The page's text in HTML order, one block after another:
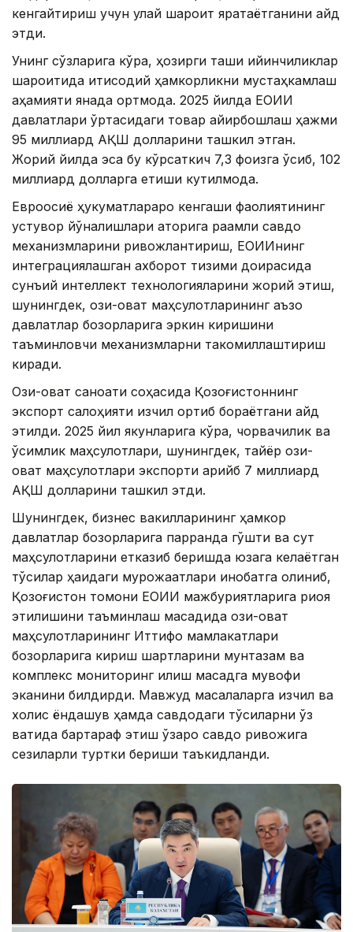
кенгайтириш учун қулай шароит яратаётганини қайд
этди.
Унинг сўзларига кўра, ҳозирги ташқи қийинчиликлар
шароитида иқтисодий ҳамкорликни мустаҳкамлаш
аҳамияти янада ортмоқда. 2025 йилда ЕОИИ
давлатлари ўртасидаги товар айирбошлаш ҳажми
95 миллиард АҚШ долларини ташкил этган.
Жорий йилда эса бу кўрсаткич 7,3 фоизга ўсиб, 102
миллиард долларга етиши кутилмоқда.
Евроосиё ҳукуматлараро кенгаши фаолиятининг
устувор йўналишлари қаторига рақамли савдо
механизмларини ривожлантириш, ЕОИИнинг
интеграциялашган ахборот тизими доирасида
сунъий интеллект технологияларини жорий этиш,
шунингдек, озиқ-овқат маҳсулотларининг аъзо
давлатлар бозорларига эркин киришини
таъминловчи механизмларни такомиллаштириш
киради.
Озиқ-овқат саноати соҳасида Қозоғистоннинг
экспорт салоҳияти изчил ортиб бораётгани қайд
этилди. 2025 йил якунларига кўра, чорвачилик ва
ўсимлик маҳсулотлари, шунингдек, тайёр озиқ-
овқат маҳсулотлари экспорти қарийб 7 миллиард
АҚШ долларини ташкил этди.
Шунингдек, бизнес вакилларининг ҳамкор
давлатлар бозорларига парранда гўшти ва сут
маҳсулотларини етказиб беришда юзага келаётган
тўсиқлар ҳақидаги мурожаатлари инобатга олиниб,
Қозоғистон томони ЕОИИ мажбуриятларига риоя
этилишини таъминлаш мақсадида озиқ-овқат
маҳсулотларининг Иттифоқ мамлакатлари
бозорларига кириш шартларини мунтазам ва
комплекс мониторинг қилиш мақсадга мувофиқ
эканини билдирди. Мавжуд масалаларга изчил ва
холис ёндашув ҳамда савдодаги тўсиқларни ўз
вақтида бартараф этиш ўзаро савдо ривожига
сезиларли туртки бериши таъкидланди.